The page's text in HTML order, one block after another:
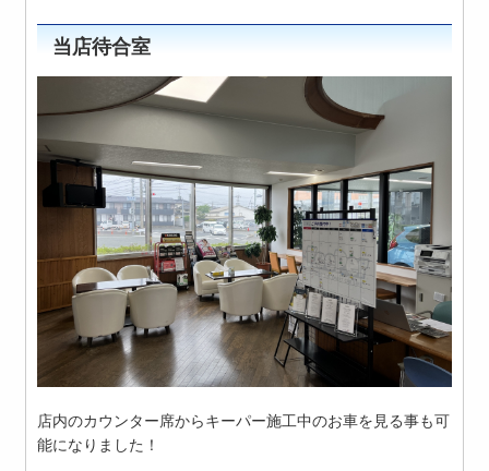
当店待合室
店内のカウンター席からキーパー施工中のお車を見る事も可
能になりました！